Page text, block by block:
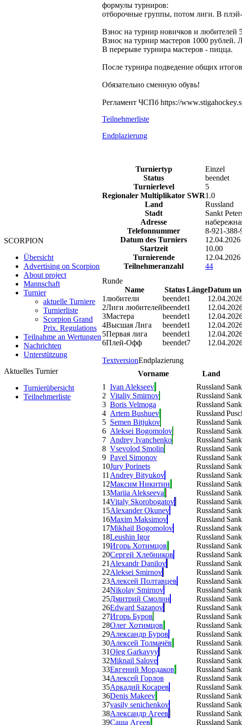
SCORPION
Übersicht
Advertising on Scorpion
About project
Mannschaft
Turnier
aktuelle Turniere
Turnierliste
Scorpion Grand
Prix. Regulations
Teilnahme an Wertungen
Nachrichten
Unterstützung
Aktuelles Turnier
Turnierübersicht
Teilnehmerliste
формулы турниров:
отборочные группы, потом лиги. В
Взнос на турнир новичков и любителей
Взнос на турнир мастеров 1000 рублей.
В перерыве турнира мастеров - пицца.
После турнира подведение общих
Обязательно сменную обувь!
Регламент ЧСПб https://
Teilnehmerliste
Endplazierung
Turniertyp
Einzel
Status
beendet
Turnierlevel
5
Regionaler Multiplikator SWR1.0
Land
Russland
Stadt
Sankt
Adresse
Telefonnummer
8-921-388-
Datum des Turniers
12.04.2026
Startzeit
10.00
Turnierende
12.04.2026
Teilnehmeranzahl
44
Runde
Name
Status LängeDatum
1любители beendet1
2Лиги любителейbeendet1
3Мастера beendet1
4Высшая Лига beendet1
5Первая лига beendet1
6Плей-Офф beendet7
TextversionEndplazierung
Vorname
Land
1
Ivan Alekseev Russland
2 Vitaliy Smirnov Russland
3 Boris Velmoga Russland
4 Artem Bushuev Russland
5 Semen Bitjukov Russland
6 Aleksei Bogomolov Russland
7 Andrey Ivanchenko Russland
8 Vsevolod Smolin Russland
9 Pavel Simonov Russland
10Jury Porinets Russland
11 Andrey Bityukov Russland
12Максим Никитин Russland
13Mariia Alekseeva Russland
14Vitaly Skorobogatov Russland
15Alexander Okunev Russland
16Maxim Maksimov Russland
17Mikhail Bogomolov Russland
18Leushin Igor Russland
19Игорь Хотимцов Russland
20Сергей Хлебников Russland
21 Alexandr Danilov Russland
22Aleksei Smirnov Russland
23Алексей Полтавцев Russland
24Nikolay Smirnov Russland
25Дмитрий Смолин Russland
26Edward Sazanov Russland
27Игорь Буров Russland
28Олег Хотимцов Russland
29Александр Буров Russland
30Алексей Толмачёв Russland
31Oleg Garkavyy Russland
32Miknail Salove Russland
33Евгений Мордаков Russland
34Алексей Горлов Russland
35Аркадий Косарев Russland
36Denis Makeev Russland
37vasily senichenkov Russland
38Александр Агеев Russland
39Саша Агеев Russland